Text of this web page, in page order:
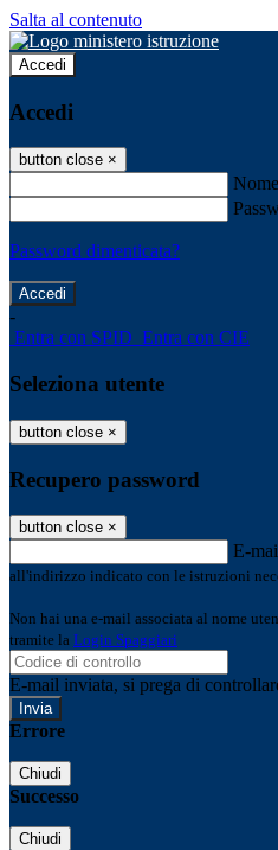
Salta al contenuto
Accedi
Accedi
button close ×
Password dimenticata?
-
Entra con SPID Entra con CIE
Seleziona utente
button close ×
Recupero password
button close ×
E-
all'indirizzo indicato con le istruzioni
Non hai una e-mail associata al nome
tramite la Login Spaggiari
E-mail inviata, si prega di
Errore
Chiudi
Successo
Chiudi